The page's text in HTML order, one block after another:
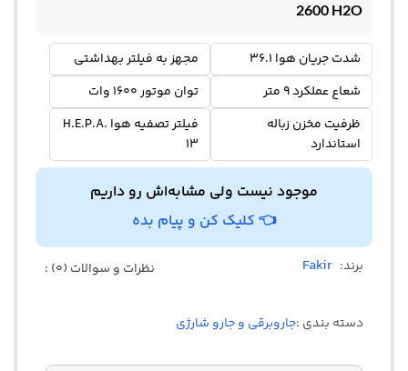
2600 H2O
شدت جریان هوا 36.1
مجهز به فیلتر بهداشتی
شعاع عملکرد 9 متر
توان موتور 1600 وات
ظرفیت مخزن زباله
استاندارد
فیلتر تصفیه هوا H.E.P.A.
13
موجود نیست ولی مشابه‌اش رو داریم
👈 کلیک کن و پیام بده
برند: Fakir نظرات و سوالات (0) :
دسته بندی :جاروبرقی و جارو شارژی